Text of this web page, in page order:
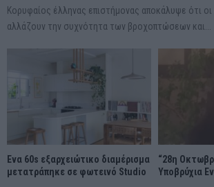
Κορυφαίος έλληνας επιστήμονας αποκάλυψε ότι οι
αλλάζουν την συχνότητα των βροχοπτώσεων και...
Ένα 60s εξαρχειώτικο διαμέρισμα
μετατράπηκε σε φωτεινό Studio
“28η
Υποβρύχια